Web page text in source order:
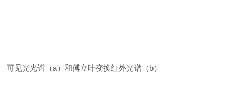
可见光光谱（a）和傅立叶变换红外光谱（b）